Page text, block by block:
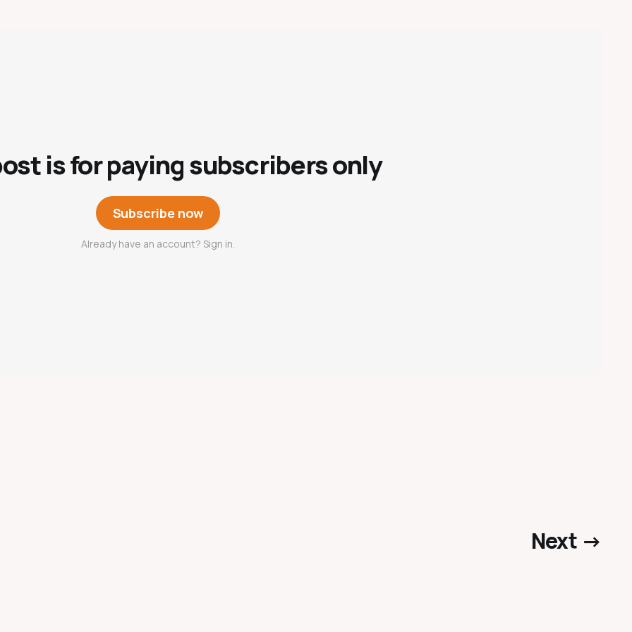
is for paying subscribers only
Subscribe now
Already have an account? Sign in.
Next →